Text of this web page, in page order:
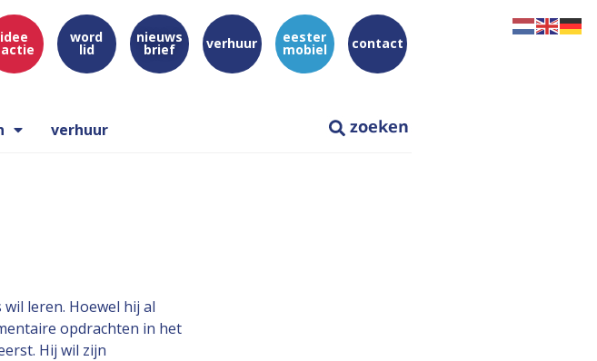
idee word
lid
nieuws
brief verhuur eester
mobiel contact
verhuur
leren. Hoewel hij al
opdrachten in het
Hij wil zijn